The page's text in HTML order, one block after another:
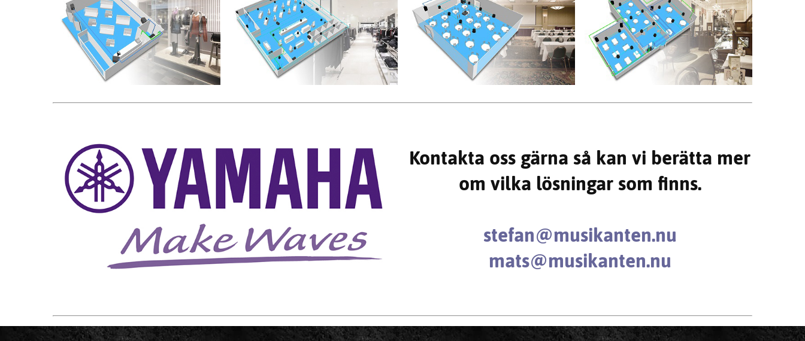
Kontakta oss gärna så kan vi berätta mer
om vilka lösningar som finns.
stefan@musikanten.nu
mats@musikanten.nu